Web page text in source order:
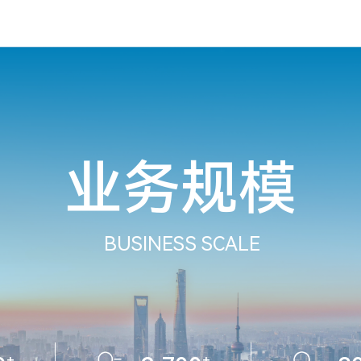
业务规模
BUSINESS SCALE